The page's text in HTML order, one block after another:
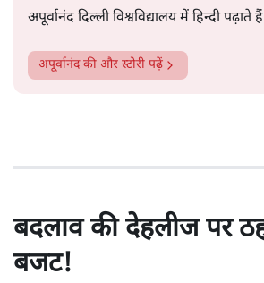
अपूर्वानंद दिल्ली विश्वविद्यालय में हिन्दी पढ़ाते
अपूर्वानंदकी और स्टोरी पढ़ें
बदलाव की देहलीज पर
बजट!